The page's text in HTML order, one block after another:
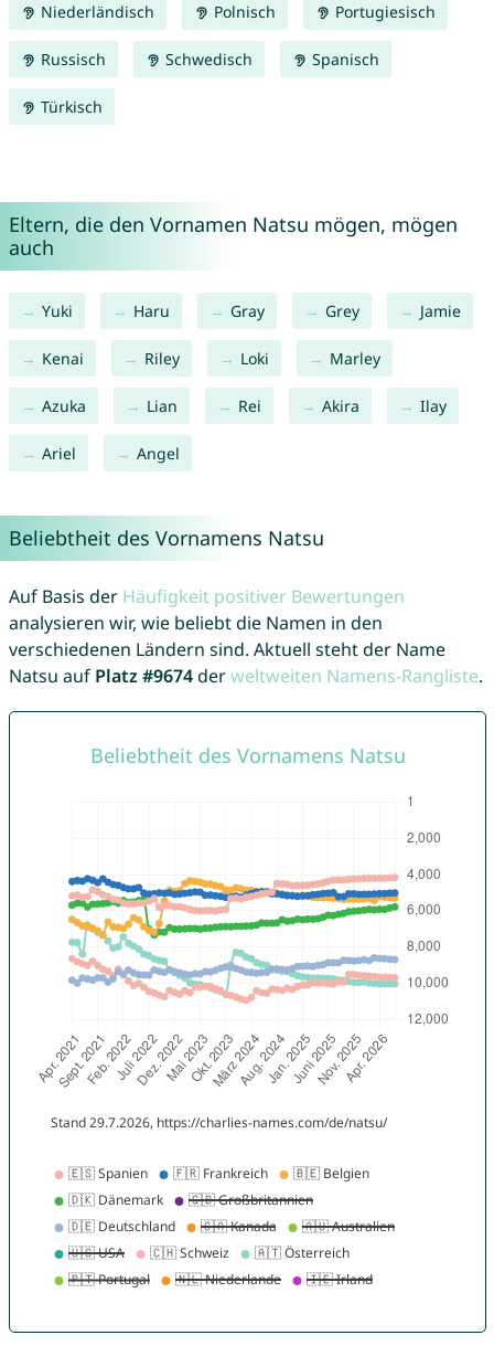
Niederländisch Polnisch Portugiesisch
Russisch Schwedisch Spanisch
Türkisch
Eltern, die den Vornamen Natsu mögen, mögen
auch
Yuki Haru Gray Grey Jamie
Kenai Riley Loki Marley
Azuka Lian Rei Akira Ilay
Ariel Angel
Beliebtheit des Vornamens Natsu
Auf Basis der Häufigkeit positiver Bewertungen
analysieren wir, wie beliebt die Namen in den
verschiedenen Ländern sind. Aktuell steht der Name
Natsu auf Platz #9674derweltweiten Namens-Rangliste.